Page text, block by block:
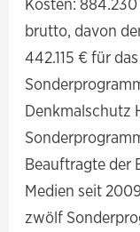
brutto, davon
442.115 € für
Denkmalschutz
Beauftragte der
Medien seit
zwölf